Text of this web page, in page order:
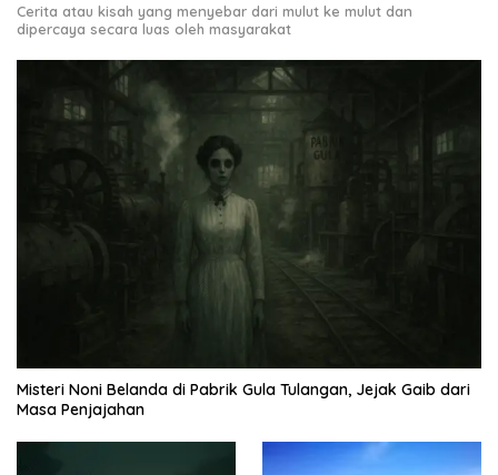
Cerita atau kisah yang menyebar dari mulut ke mulut dan
dipercaya secara luas oleh masyarakat
Misteri Noni Belanda di Pabrik Gula Tulangan, Jejak Gaib dari
Masa Penjajahan